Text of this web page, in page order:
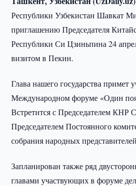
Республики Узбекистан Шавкат
приглашению Председателя
Республики Си Цзиньпина 24
визитом в Пекин.
Глава нашего государства примет
Международном форуме «Один
Встретится с Председателем КНР
Председателем Постоянного
собрания народных
Запланирован также ряд
главами участвующих в форуме